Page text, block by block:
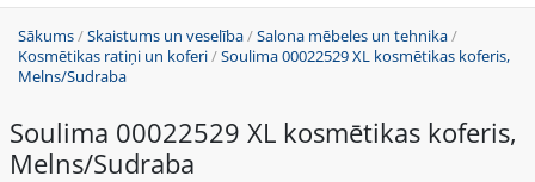
Sākums/Skaistums un veselība/Salona mēbeles un tehnika/
Kosmētikas ratiņi un koferi/Soulima 00022529 XL kosmētikas koferis,
Melns/Sudraba
Soulima 00022529 XL kosmētikas koferis,
Melns/Sudraba